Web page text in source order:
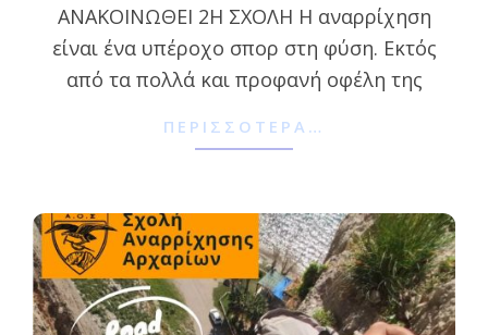
ΑΝΑΚΟΙΝΩΘΕΙ 2Η ΣΧΟΛΗ Η αναρρίχηση
είναι ένα υπέροχο σπορ στη φύση. Εκτός
από τα πολλά και προφανή οφέλη της
ΠΕΡΙΣΣΌΤΕΡΑ…